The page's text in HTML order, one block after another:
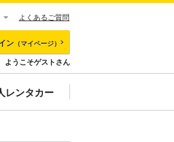
ン （マイページ）
ようこそゲストさん
レンタカー
よくあるご質問